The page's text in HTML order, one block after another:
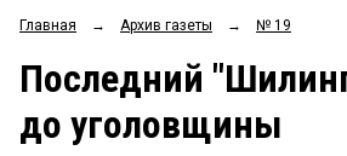
ОБЩЕСТВО
ЗАКОН
НОВОСТИ КОМПАНИЙ
Главная → Архив газеты → № 19
Последний
до уголовщины